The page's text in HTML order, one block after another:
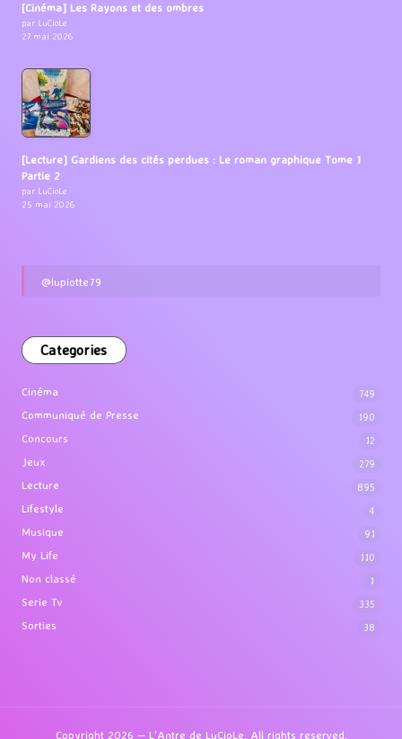
[Cinéma] Les Rayons et des ombres
par LuCioLe
27 mai 2026
[Lecture] Gardiens des cités perdues : Le roman graphique Tome 1
Partie 2
par LuCioLe
25 mai 2026
@lupiotte79
Categories
Cinéma 749
Communiqué de Presse 190
Concours 12
Jeux 279
Lecture 895
Lifestyle 4
Musique 91
My Life 110
Non classé 1
Serie Tv 335
Sorties 38
Copyright 2026 — L'Antre de LuCioLe. All rights reserved.